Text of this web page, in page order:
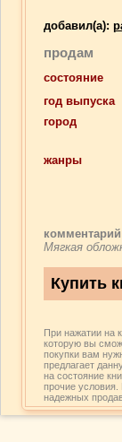
добавил(a):
продам
состояние
год выпуска
город
жанры
Мягкая
При нажатии на
которую вы
покупки вам
предлагает
на состояние
прочие условия.
надежных